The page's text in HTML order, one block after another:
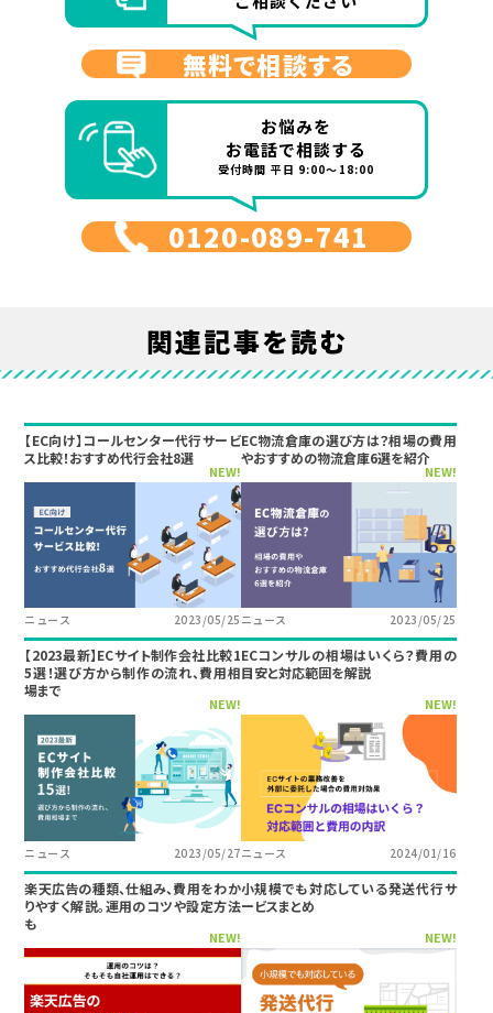
無料で相談する
お悩みを
お電話で相談する
受付時間 平日 9:00～18:00
0120-089-741
関連記事を読む
【EC向け】コールセンター代行サービ
ス比較！おすすめ代行会社8選
NEW!
ニュース 2023/05/25
EC物流倉庫の選び方は？相場の費用
やおすすめの物流倉庫6選を紹介
NEW!
ニュース 2023/05/25
【2023最新】ECサイト制作会社比較1
5選！選び方から制作の流れ、費用相
場まで
NEW!
ニュース 2023/05/27
ECコンサルの相場はいくら？費用の
目安と対応範囲を解説
NEW!
ニュース 2024/01/16
楽天広告の種類、仕組み、費用をわか
りやすく解説。運用のコツや設定方法
も
NEW!
小規模でも対応している発送代行サ
ービスまとめ
NEW!